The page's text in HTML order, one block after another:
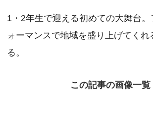
1・2年生で迎える初めての大舞台
ォーマンスで地域を盛り上げてく
る。
この記事の画像一覧